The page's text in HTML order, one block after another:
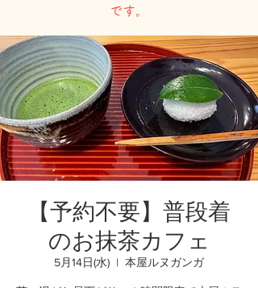
です。
【予約不要】普段着
のお抹茶カフェ
5月14日(水)
  |
本屋ルヌガンガ